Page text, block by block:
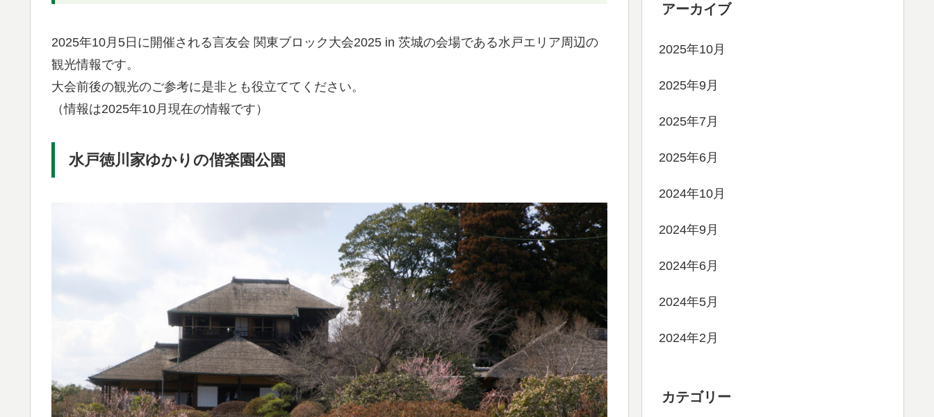
2025年10月5日に開催される言友会 関東ブロック大会2025 in 茨城の会場である水戸エリア周辺の
観光情報です。
大会前後の観光のご参考に是非とも役立ててください。
（情報は2025年10月現在の情報です）
水戸徳川家ゆかりの偕楽園公園
アーカイブ
2025年10月
2025年9月
2025年7月
2025年6月
2024年10月
2024年9月
2024年6月
2024年5月
2024年2月
カテゴリー